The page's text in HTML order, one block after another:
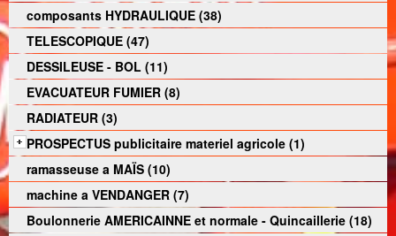
composants HYDRAULIQUE (38)
TELESCOPIQUE (47)
DESSILEUSE - BOL (11)
EVACUATEUR FUMIER (8)
RADIATEUR (3)
PROSPECTUS publicitaire materiel agricole (1)
ramasseuse a MAÏS (10)
machine a VENDANGER (7)
Boulonnerie AMERICAINNE et normale - Quincaillerie (18)